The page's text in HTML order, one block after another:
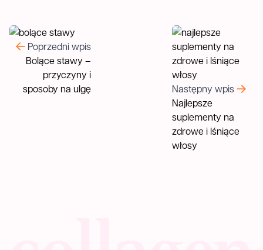
Bolące stawy – przyczyny i sposoby na
Poprzedni wpis
Bolące stawy –
przyczyny i
sposoby na ulgę
Najlepsze
Następny wpis
Najlepsze
suplementy na
zdrowe i lśniące
włosy